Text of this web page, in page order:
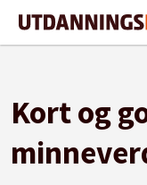
Kort og